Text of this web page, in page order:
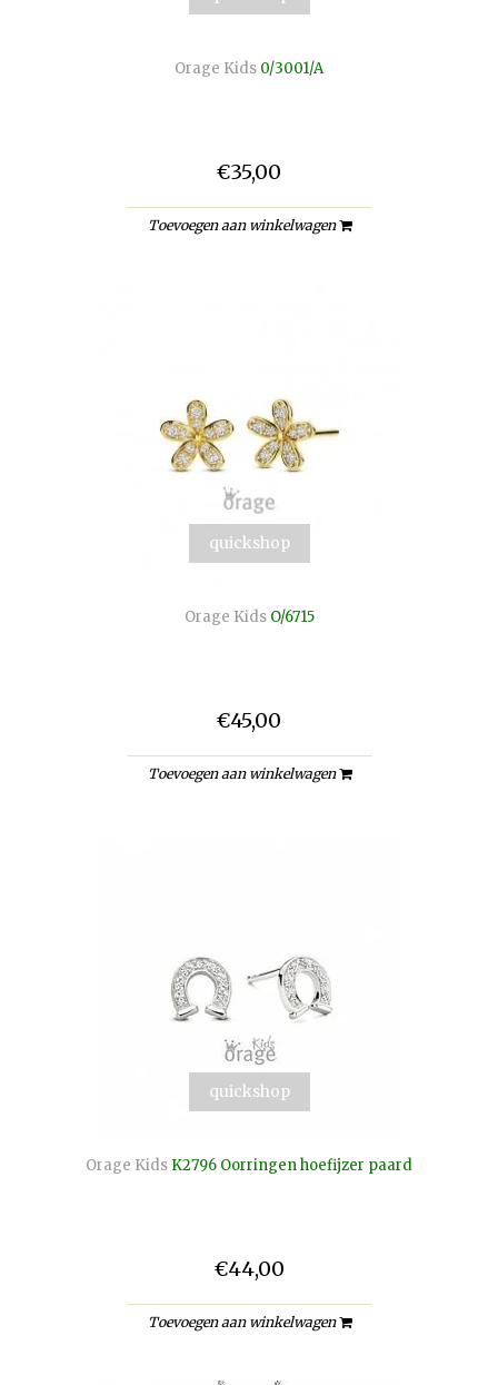
Orage Kids 0/3001/A
€35,00
Toevoegen aan winkelwagen
quickshop
Orage Kids O/6715
€45,00
Toevoegen aan winkelwagen
quickshop
Orage Kids K2796 Oorringen hoefijzer paard
€44,00
Toevoegen aan winkelwagen